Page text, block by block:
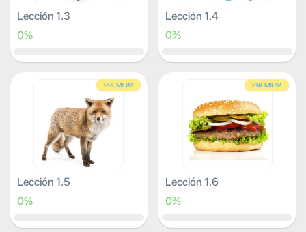
Lección 1.3
0%
Lección 1.4
0%
PREMIUM
Lección 1.5
0%
PREMIUM
Lección 1.6
0%